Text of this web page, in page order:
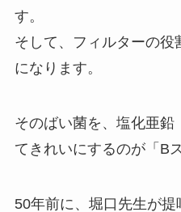
す。
そして、フィルターの役
になります。
そのばい菌を、塩化亜鉛
てきれいにするのが「B
50年前に、堀口先生が